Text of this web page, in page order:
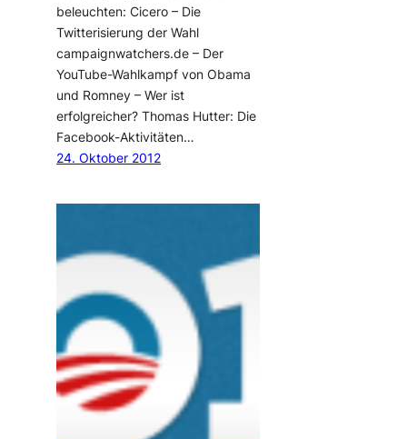
beleuchten: Cicero – Die
Twitterisierung der Wahl
campaignwatchers.de – Der
YouTube-Wahlkampf von Obama
und Romney – Wer ist
erfolgreicher? Thomas Hutter: Die
Facebook-Aktivitäten…
24. Oktober 2012